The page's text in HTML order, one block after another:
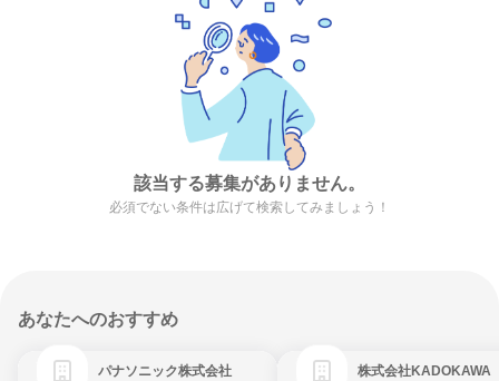
該当する募集がありません。
必須でない条件は広げて検索してみましょう！
あなたへのおすすめ
パナソニック株式会社 株式会社KADOKAWA